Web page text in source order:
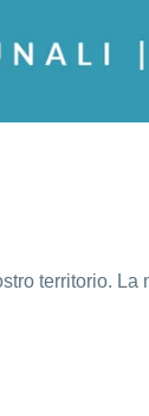
territorio.